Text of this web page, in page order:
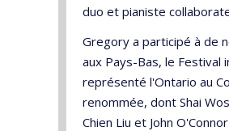
duo et pianiste
Gregory a participé à de
aux Pays-Bas, le Festival
représenté l'Ontario au
renommée, dont Shai
Chien Liu et John